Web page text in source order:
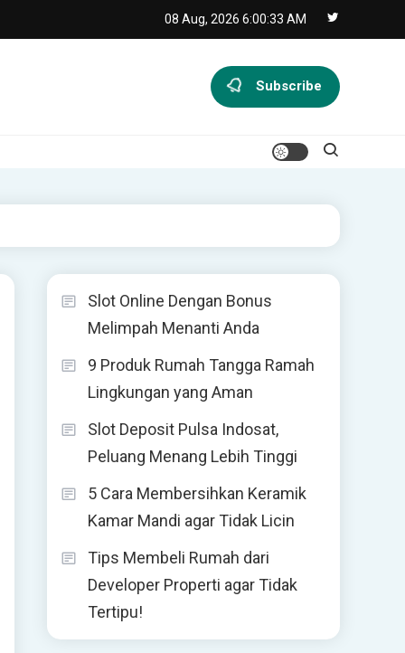
08 Aug, 2026 6:00:34 AM
Subscribe
Slot Online Dengan Bonus
Melimpah Menanti Anda
9 Produk Rumah Tangga Ramah
Lingkungan yang Aman
Slot Deposit Pulsa Indosat,
Peluang Menang Lebih Tinggi
5 Cara Membersihkan Keramik
Kamar Mandi agar Tidak Licin
Tips Membeli Rumah dari
Developer Properti agar Tidak
Tertipu!